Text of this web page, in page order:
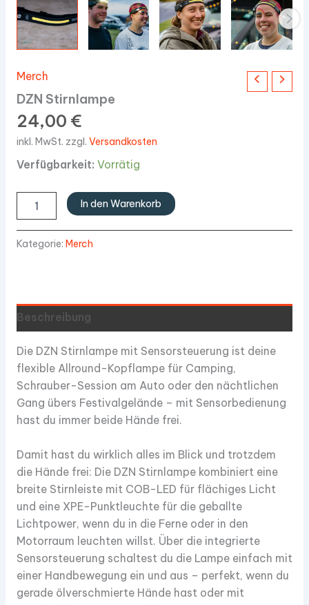
Merch
DZN Stirnlampe
24,00 €
inkl. MwSt. zzgl. Versandkosten
Verfügbarkeit: Vorrätig
Stirnlampe
In den Warenkorb
Kategorie: Merch
Beschreibung
Die DZN Stirnlampe mit Sensorsteuerung ist deine
flexible Allround-Kopflampe für Camping,
Schrauber-Session am Auto oder den nächtlichen
Gang übers Festivalgelände – mit Sensorbedienung
hast du immer beide Hände frei.​
Damit hast du wirklich alles im Blick und trotzdem
die Hände frei: Die DZN Stirnlampe kombiniert eine
breite Stirnleiste mit COB-LED für flächiges Licht
und eine XPE-Punktleuchte für die geballte
Lichtpower, wenn du in die Ferne oder in den
Motorraum leuchten willst. Über die integrierte
Sensorsteuerung schaltest du die Lampe einfach mit
einer Handbewegung ein und aus – perfekt, wenn du
gerade ölverschmierte Hände hast oder mit